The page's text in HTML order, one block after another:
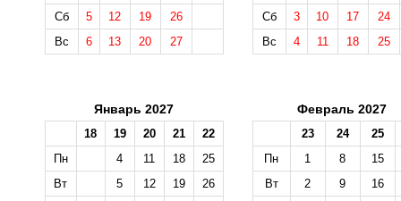
Сб
5 12 19
26
Вс
6 13 20 27
Сб
3 10 17
24
Вс
4 11 18 25
Январь 2027
18 19 20 21
22
Пн
4 11 18
25
Вт
5 12 19
26
Февраль 2027
23 24
25
Пн
1 8
15
Вт
2 9
16